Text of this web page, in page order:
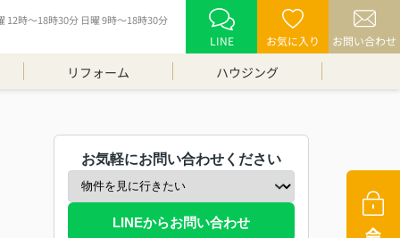
12時～18時30分 日曜 9時～18時30分
LINE お気に入り お問い合わせ
リフォーム ハウジング
お気軽にお問い合わせください
LINEからお問い合わせ